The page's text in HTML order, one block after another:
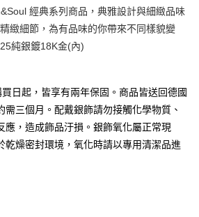
含以上)免運費
經典系列商品，典雅設計與細緻品味
緻細節，為有品味的你帶來不同樣貌變
純銀鍍18K金(內)
日起，皆享有兩年保固。商品皆送回德國
需三個月。配戴銀飾請勿接觸化學物質、
應，造成飾品汙損。銀飾氧化屬正常現
乾燥密封環境，氧化時請以專用清潔品進